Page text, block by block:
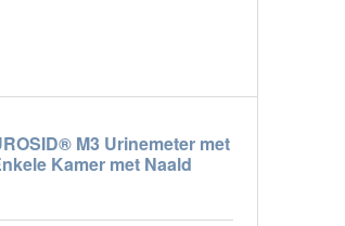
M3 Urinemeter met
Kamer met Naald